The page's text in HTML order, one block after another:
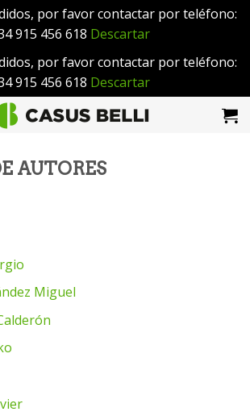
por favor contactar por teléfono:
915 456 618 Descartar
por favor contactar por teléfono:
915 456 618 Descartar
AUTORES
Miguel